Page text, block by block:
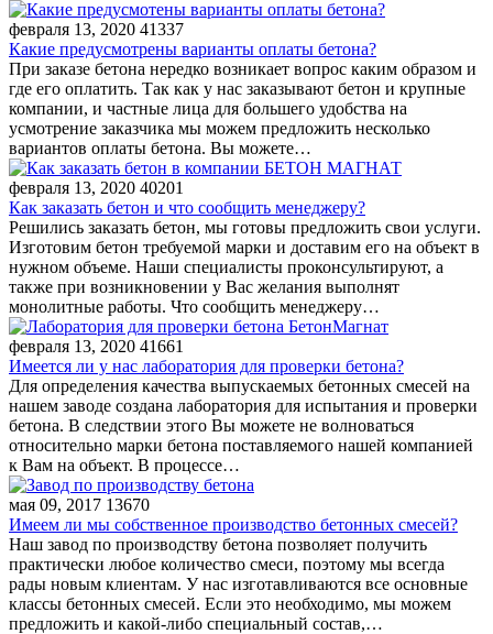
февраля 13, 2020 41337
Какие предусмотрены варианты оплаты бетона?
При заказе бетона нередко возникает вопрос каким образом и
где его оплатить. Так как у нас заказывают бетон и крупные
компании, и частные лица для большего удобства на
усмотрение заказчика мы можем предложить несколько
вариантов оплаты бетона. Вы можете…
февраля 13, 2020 40201
Как заказать бетон и что сообщить менеджеру?
Решились заказать бетон, мы готовы предложить свои услуги.
Изготовим бетон требуемой марки и доставим его на объект в
нужном объеме. Наши специалисты проконсультируют, а
также при возникновении у Вас желания выполнят
монолитные работы. Что сообщить менеджеру…
февраля 13, 2020 41661
Имеется ли у нас лаборатория для проверки бетона?
Для определения качества выпускаемых бетонных смесей на
нашем заводе создана лаборатория для испытания и проверки
бетона. В следствии этого Вы можете не волноваться
относительно марки бетона поставляемого нашей компанией
к Вам на объект. В процессе…
мая 09, 2017 13670
Имеем ли мы собственное производство бетонных смесей?
Наш завод по производству бетона позволяет получить
практически любое количество смеси, поэтому мы всегда
рады новым клиентам. У нас изготавливаются все основные
классы бетонных смесей. Если это необходимо, мы можем
предложить и какой-либо специальный состав,…